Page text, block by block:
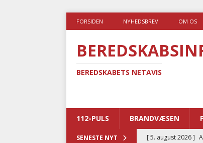
FORSIDEN NYHEDSBREV OM OS
BEREDSKABETS NETAVIS
112-PULS BRANDVÆSEN
SENESTE NYT [ 5. august 2026 ]